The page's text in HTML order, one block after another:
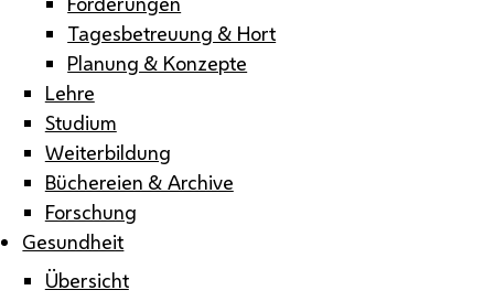
Tagesbetreuung & Hort
Planung & Konzepte
Lehre
Studium
Weiterbildung
Büchereien & Archive
Forschung
Gesundheit
Übersicht